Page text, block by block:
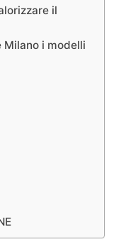
il
Milano i modelli